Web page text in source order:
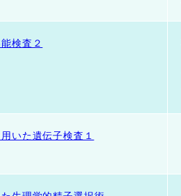
検査２
いた遺伝子検査１